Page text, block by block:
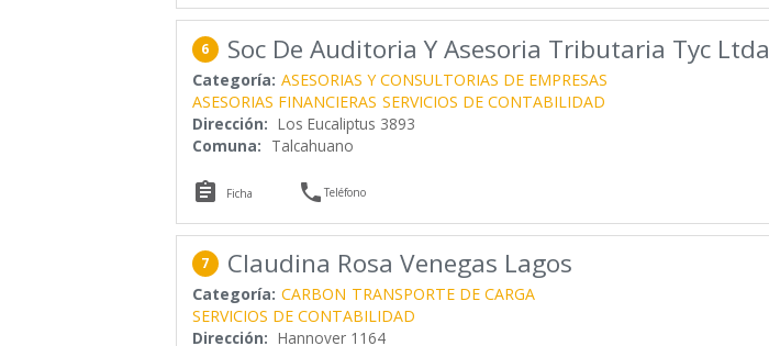
6 Soc De Auditoria Y Asesoria Tributaria Tyc Ltda
Categoría: ASESORIAS Y CONSULTORIAS DE EMPRESAS
ASESORIAS FINANCIERAS SERVICIOS DE CONTABILIDAD
Dirección: Los Eucaliptus 3893
Comuna: Talcahuano
 Ficha Teléfono
7 Claudina Rosa Venegas Lagos
Categoría: CARBON TRANSPORTE DE CARGA
SERVICIOS DE CONTABILIDAD
Dirección: Hannover 1164